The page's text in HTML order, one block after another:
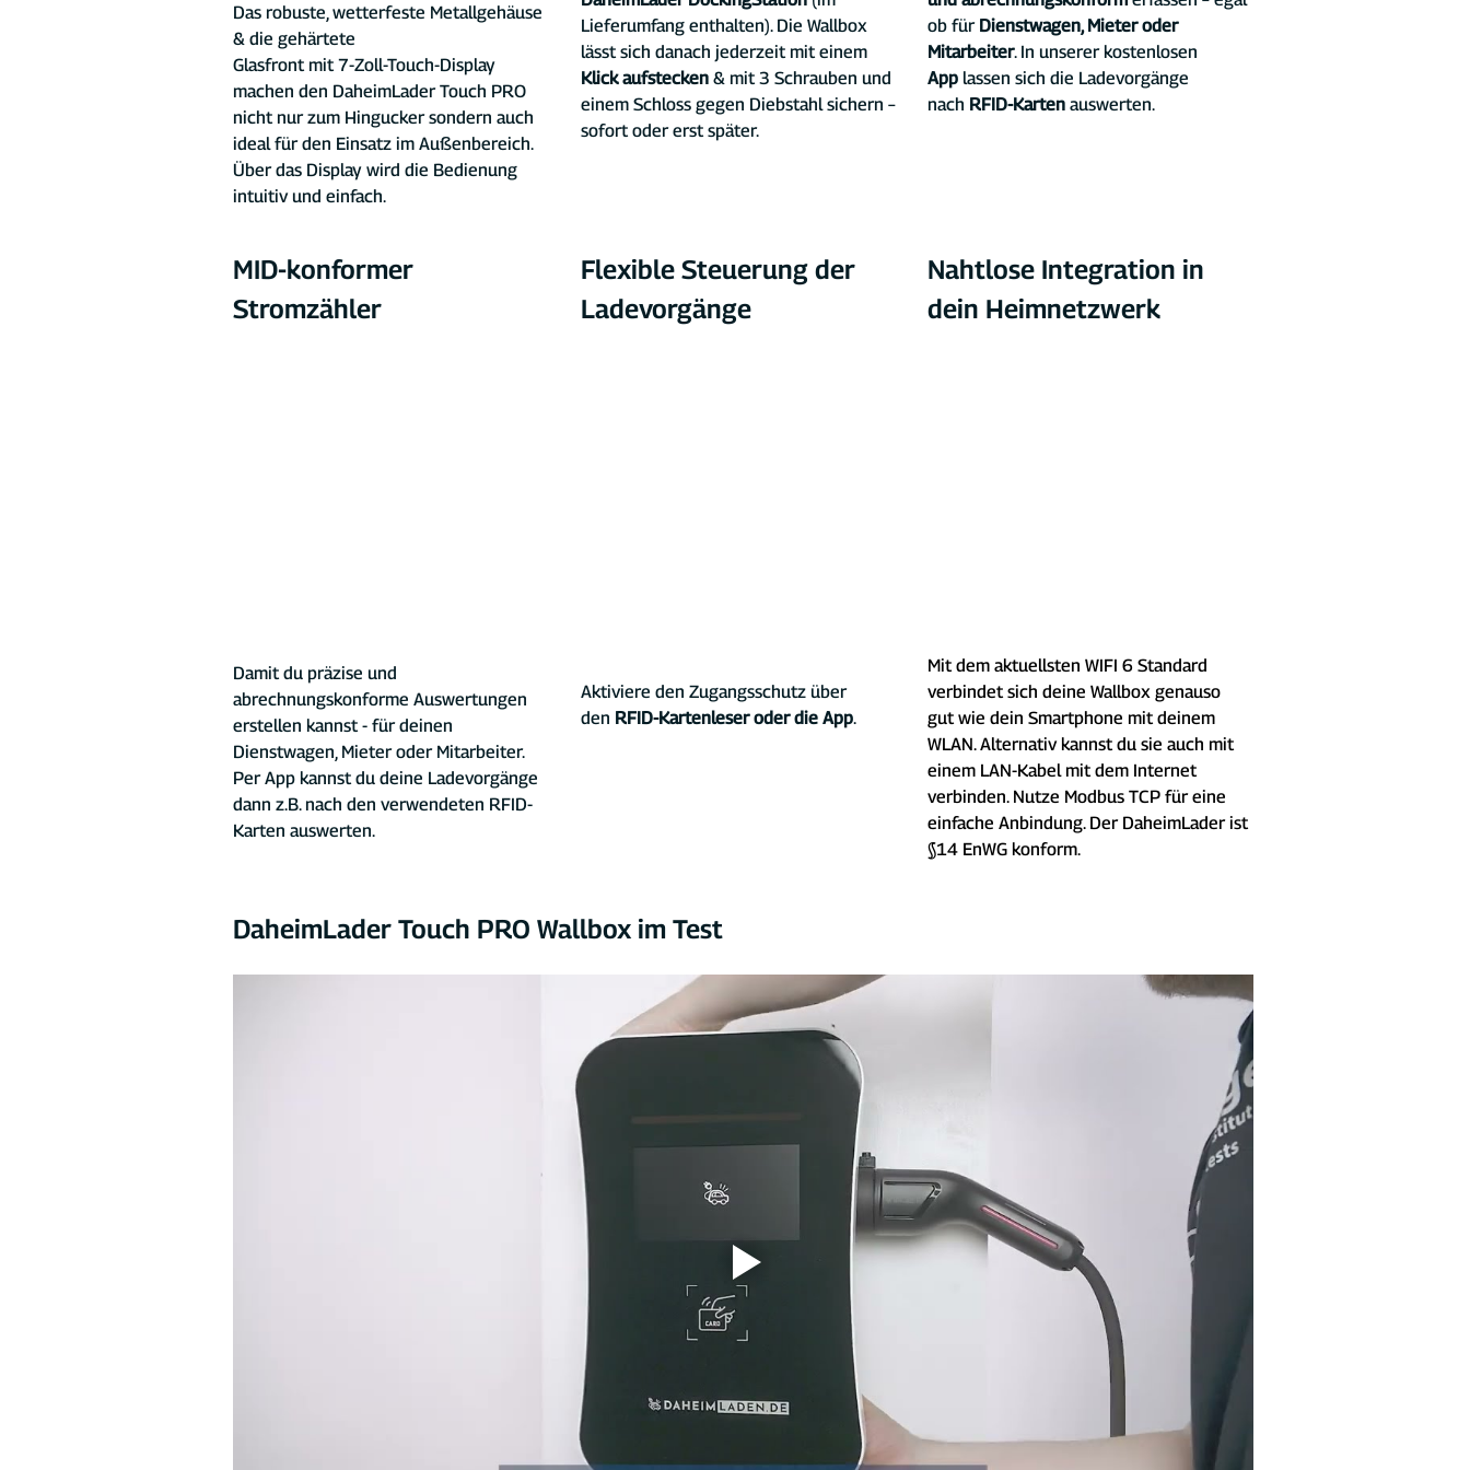
Das robuste, wetterfeste Metallgehäuse
& die gehärtete
Glasfront mit 7-Zoll-Touch-Display
machen den DaheimLader Touch PRO
nicht nur zum Hingucker sondern auch
ideal für den Einsatz im Außenbereich.
Über das Display wird die Bedienung
intuitiv und einfach.
Lieferumfang enthalten). Die Wallbox
lässt sich danach jederzeit mit einem
Klick aufstecken & mit 3 Schrauben und
einem Schloss gegen Diebstahl sichern –
sofort oder erst später.
ob für Dienstwagen, Mieter oder
Mitarbeiter. In unserer kostenlosen
App lassen sich die Ladevorgänge
nach RFID-Karten auswerten.
MID-konformer
Stromzähler
Damit du präzise und
abrechnungskonforme Auswertungen
erstellen kannst - für deinen
Dienstwagen, Mieter oder Mitarbeiter.
Per App kannst du deine Ladevorgänge
dann z.B. nach den verwendeten RFID-
Karten auswerten.
Flexible Steuerung der
Ladevorgänge
Aktiviere den Zugangsschutz über
den RFID-Kartenleser oder die App.
Nahtlose Integration in
dein Heimnetzwerk
Mit dem aktuellsten WIFI 6 Standard
verbindet sich deine Wallbox genauso
gut wie dein Smartphone mit deinem
WLAN. Alternativ kannst du sie auch mit
einem LAN-Kabel mit dem Internet
verbinden. Nutze Modbus TCP für eine
einfache Anbindung. Der DaheimLader ist
§14 EnWG konform.
DaheimLader Touch PRO Wallbox im Test